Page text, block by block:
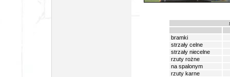
bramki
strzały celne
strzały niecelne
rzuty rożne
na spalonym
rzuty karne